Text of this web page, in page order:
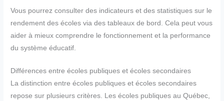
Vous pourrez consulter des indicateurs et des statistiques sur le
rendement des écoles via des tableaux de bord. Cela peut vous
aider à mieux comprendre le fonctionnement et la performance
du système éducatif.
Différences entre écoles publiques et écoles secondaires
La distinction entre écoles publiques et écoles secondaires
repose sur plusieurs critères. Les écoles publiques au Québec,